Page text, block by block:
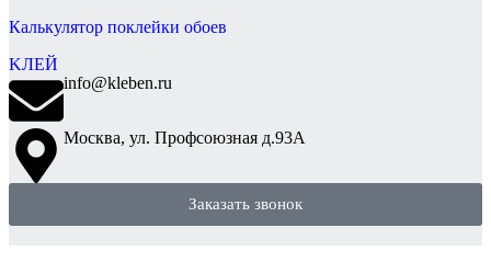
Калькулятор поклейки обоев
KЛЕЙ
info@kleben.ru
Москва, ул. Профсоюзная д.93А
Заказать звонок